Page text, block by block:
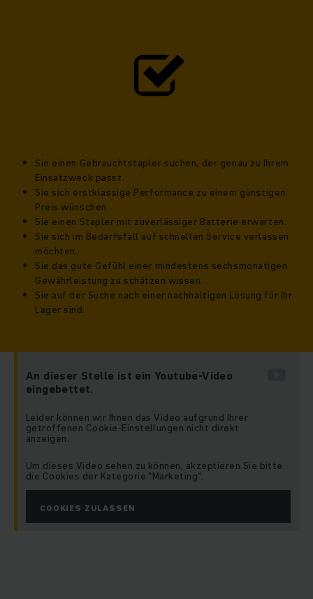
Sie einen Gebrauchtstapler suchen, der genau zu Ihrem
Einsatzweck passt.
Sie sich erstklassige Performance zu einem günstigen
Preis wünschen.
Sie einen Stapler mit zuverlässiger Batterie erwarten.
Sie sich im Bedarfsfall auf schnellen Service verlassen
möchten.
Sie das gute Gefühl einer mindestens sechsmonatigen
Gewährleistung zu schätzen wissen.
Sie auf der Suche nach einer nachhaltigen Lösung für Ihr
Lager sind.
An dieser Stelle ist ein Youtube-Video
eingebettet.
Leider können wir Ihnen das Video aufgrund Ihrer
getroffenen Cookie-Einstellungen nicht direkt
anzeigen.
Um dieses Video sehen zu können, akzeptieren Sie bitte
die Cookies der Kategorie "Marketing".
COOKIES ZULASSEN